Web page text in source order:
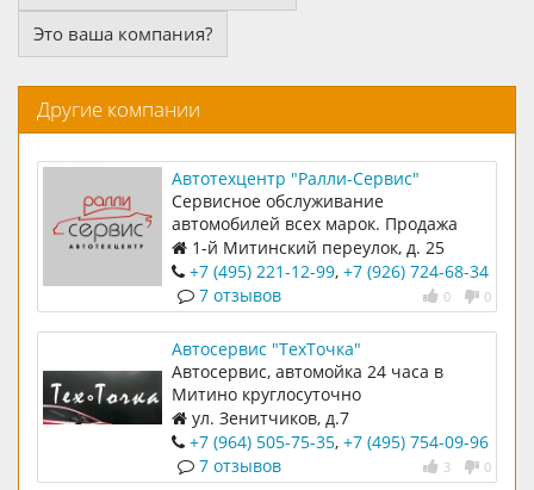
Это ваша компания?
Другие компании
Автотехцентр "Ралли-Сервис"
Сервисное обслуживание
автомобилей всех марок. Продажа
авто с пробегом
1-й Митинский переулок, д. 25
+7 (495) 221-12-99, +7 (926) 724-68-34
0 0
7 отзывов
Автосервис "ТехТочка"
Автосервис, автомойка 24 часа в
Митино круглосуточно
ул. Зенитчиков, д.7
+7 (964) 505-75-35, +7 (495) 754-09-96
3 0
7 отзывов